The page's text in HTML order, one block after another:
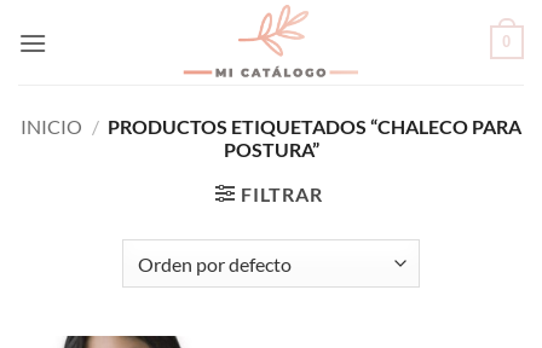
0
INICIO / PRODUCTOS ETIQUETADOS “CHALECO PARA
POSTURA”
FILTRAR